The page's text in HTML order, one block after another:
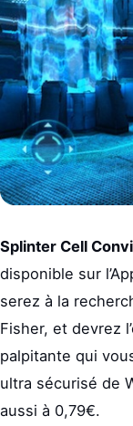
Splinter Cell
disponible sur
serez à la
Fisher, et devrez
palpitante qui
ultra sécurisé de
aussi à 0,79€.